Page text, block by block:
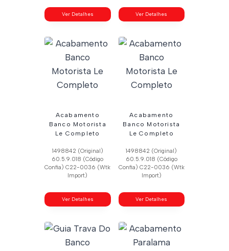
Ver Detalhes Ver Detalhes
Acabamento
Banco Motorista
Le Completo
1498842 (Original)
60.5.9.018 (Código
Confia) C22-0036 (Wtk
Import)
Ver Detalhes
Acabamento
Banco Motorista
Le Completo
1498842 (Original)
60.5.9.018 (Código
Confia) C22-0036 (Wtk
Import)
Ver Detalhes